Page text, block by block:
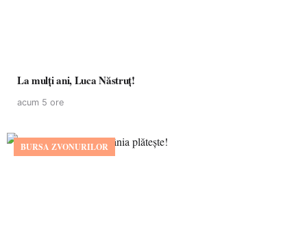
La mulţi ani, Luca Năstruţ!
acum 5 ore
BURSA ZVONURILOR